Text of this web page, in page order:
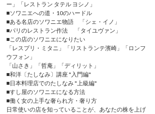
ー」「レストラン タテル ヨシノ」
■ソワニエへの道・10のハードル
■ある名店のソワニエ物語 「シェ・イノ」
■パリのレストラン作法 「タイユヴァン」
■この店のソワニエになりたい
「レスプリ・ミタニ」「リストランテ濱崎」「ロンフ
ウフォン」
「山さき」「哲庵」「ディリット」
■和洋〔たしなみ〕講座 "入門編"
■日本料理店でのたしなみ "上級編"
■すし屋のソワニエになる方法
■働く女の上手な奢られ方・奢り方
日常使いの店を知っていることが、あなたの株を上げ